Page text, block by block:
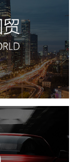
地产网站设计